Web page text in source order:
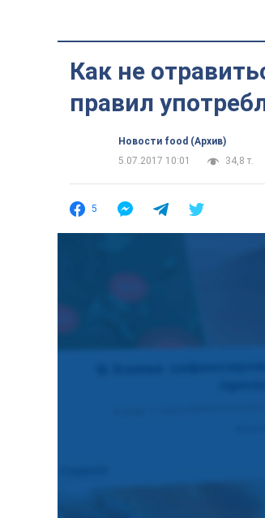
Как не
правил
Новости food (Архив)
5.07.2017 10:01
34,8 т.
5